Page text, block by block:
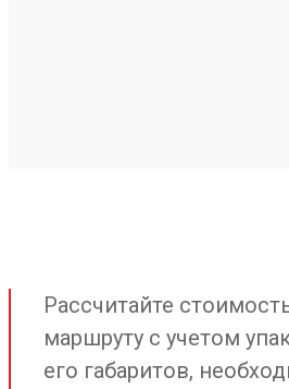
Рассчитайте
маршруту с учетом
его габаритов,